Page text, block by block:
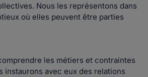
Nous les représentons dans
où elles peuvent être parties
les métiers et contraintes
instaurons avec eux des relations